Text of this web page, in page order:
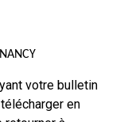
votre bulletin
en